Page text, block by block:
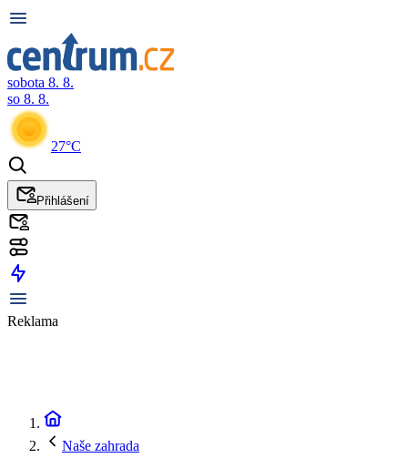
sobota 8. 8.
so 8. 8.
27°C
Přihlášení
Reklama
Naše zahrada